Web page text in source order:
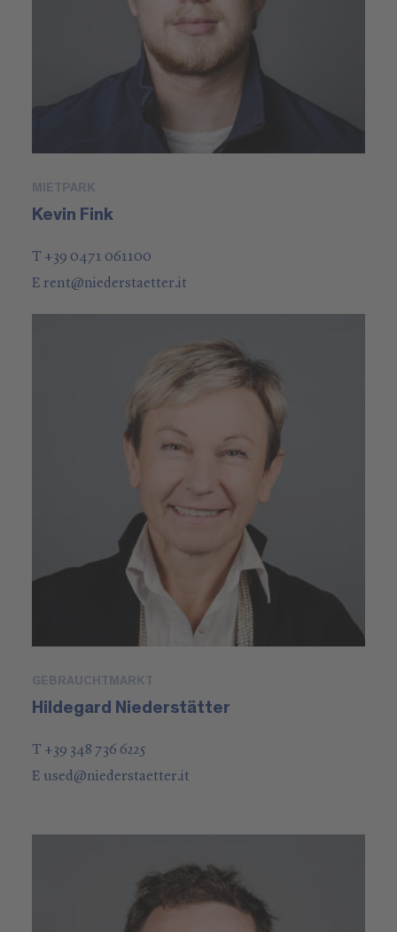
MIETPARK
Kevin Fink
T +39 0471 061100
E rent@niederstaetter.it
GEBRAUCHTMARKT
Hildegard Niederstätter
T +39 348 736 6225
E used@niederstaetter.it